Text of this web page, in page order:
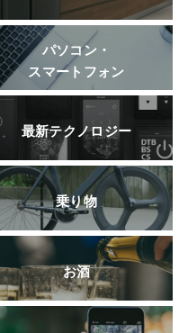
パソコン・
スマートフォン
最新テクノロジー
乗り物
お酒